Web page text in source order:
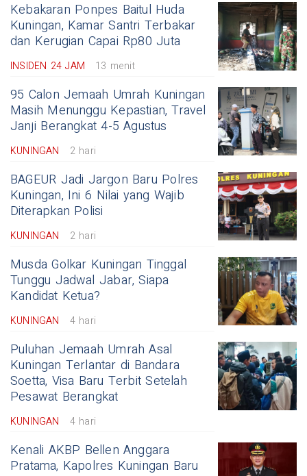
Kebakaran Ponpes Baitul Huda
Kuningan, Kamar Santri Terbakar
dan Kerugian Capai Rp80 Juta
INSIDEN 24 JAM 13 menit
95 Calon Jemaah Umrah Kuningan
Masih Menunggu Kepastian, Travel
Janji Berangkat 4-5 Agustus
KUNINGAN 2 hari
BAGEUR Jadi Jargon Baru Polres
Kuningan, Ini 6 Nilai yang Wajib
Diterapkan Polisi
KUNINGAN 2 hari
Musda Golkar Kuningan Tinggal
Tunggu Jadwal Jabar, Siapa
Kandidat Ketua?
KUNINGAN 4 hari
Puluhan Jemaah Umrah Asal
Kuningan Terlantar di Bandara
Soetta, Visa Baru Terbit Setelah
Pesawat Berangkat
KUNINGAN 4 hari
Kenali AKBP Bellen Anggara
Pratama, Kapolres Kuningan Baru